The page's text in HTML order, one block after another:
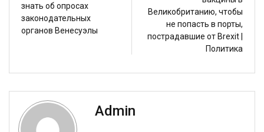
знать об опросах
законодательных
органов Венесуэлы
Великобританию, чтобы
не попасть в порты,
пострадавшие от Brexit |
Политика
Admin